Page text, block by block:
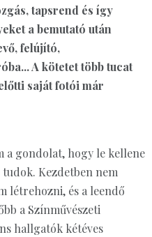
tapsrend és így
a bemutató után
felújító,
A kötetet több tucat
saját fotói már
a gondolat, hogy le kellene
Kezdetben nem
létrehozni, és a leendő
a Színművészeti
hallgatók kétéves